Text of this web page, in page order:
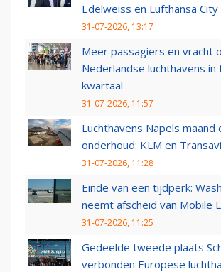
Edelweiss en Lufthansa City
31-07-2026, 13:17
Meer passagiers en vracht
Nederlandse luchthavens
kwartaal
31-07-2026, 11:57
Luchthavens Napels maand
onderhoud: KLM en
31-07-2026, 11:28
Einde van een tijdperk:
neemt afscheid van Mobile
31-07-2026, 11:25
Gedeelde tweede plaats
verbonden Europese